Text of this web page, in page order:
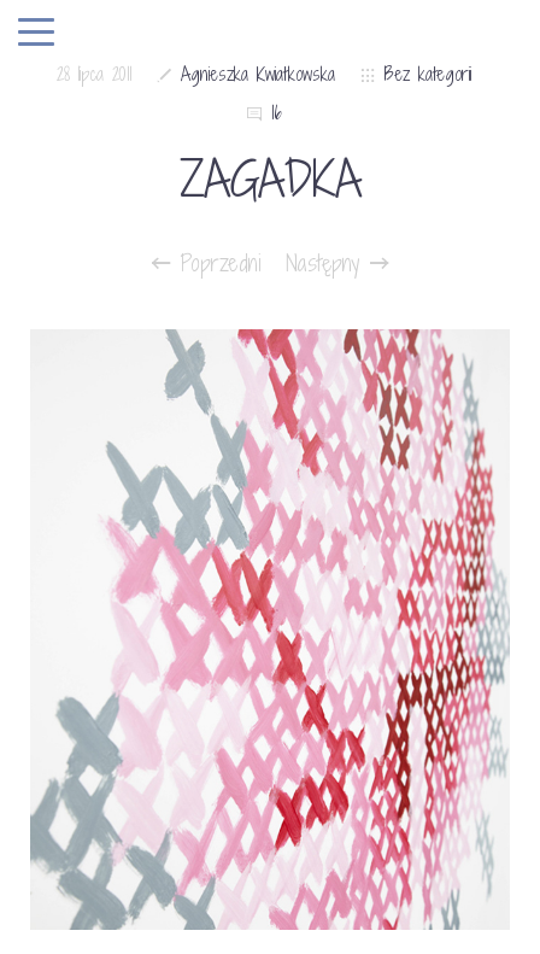
28 lipca 2011 Agnieszka Kwiatkowska
Bez kategorii
16
ZAGADKA
Poprzedni Następny